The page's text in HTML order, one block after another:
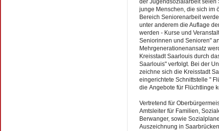
der Jugendsozialarbeit seien
junge Menschen, die sich im
Bereich Seniorenarbeit
unter anderem die Auflage
werden - Kurse und
Seniorinnen und Senioren"
Mehrgenerationenansatz
Kreisstadt Saarlouis durch
Saarlouis" verfolgt. Bei der
zeichne sich die Kreisstadt
eingerichtete Schnittstelle "
die Angebote für Flüchtlinge
Vertretend für
Amtsleiter für Familien,
Berwanger, sowie
Auszeichnung in